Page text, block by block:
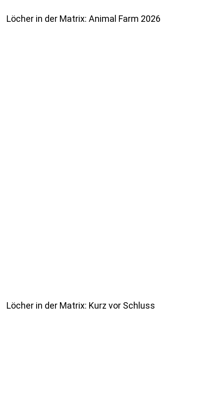
Löcher in der Matrix: Animal Farm 2026
Löcher in der Matrix: Kurz vor Schluss